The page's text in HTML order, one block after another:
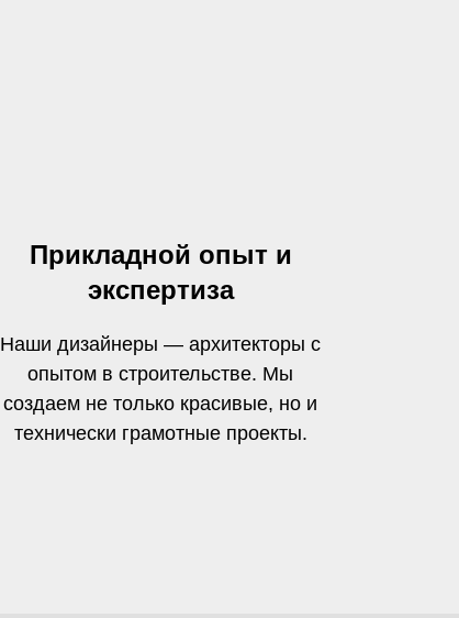
Прикладной опыт и
экспертиза
Наши дизайнеры — архитекторы с
опытом в строительстве. Мы
создаем не только красивые, но и
технически грамотные проекты.